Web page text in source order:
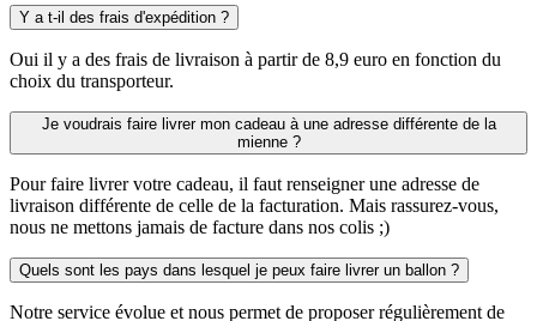
Y a t-il des frais d'expédition ?
Oui il y a des frais de livraison à partir de 8,9 euro en fonction du
choix du transporteur.
Je voudrais faire livrer mon cadeau à une adresse différente de la
mienne ?
Pour faire livrer votre cadeau, il faut renseigner une adresse de
livraison différente de celle de la facturation. Mais rassurez-vous,
nous ne mettons jamais de facture dans nos colis ;)
Quels sont les pays dans lesquel je peux faire livrer un ballon ?
Notre service évolue et nous permet de proposer régulièrement de